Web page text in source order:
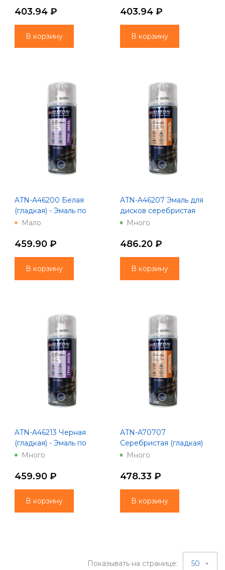
403.94 ₽
В корзину
403.94 ₽
В корзину
ATN-A46200 Белая
(гладкая) - Эмаль по
ржавчине - Аэрозоль
Мало
459.90 ₽
В корзину
ATN-A46207 Эмаль для
дисков серебристая
акрил. - Аэрозоль
Много
486.20 ₽
В корзину
ATN-A46213 Черная
(гладкая) - Эмаль по
ржавчине - Аэрозоль
Много
459.90 ₽
В корзину
ATN-A70707
Серебристая (гладкая)
для дисков - Эмаль по
"AUTON"
Много
478.33 ₽
В корзину
Показывать на странице: 50